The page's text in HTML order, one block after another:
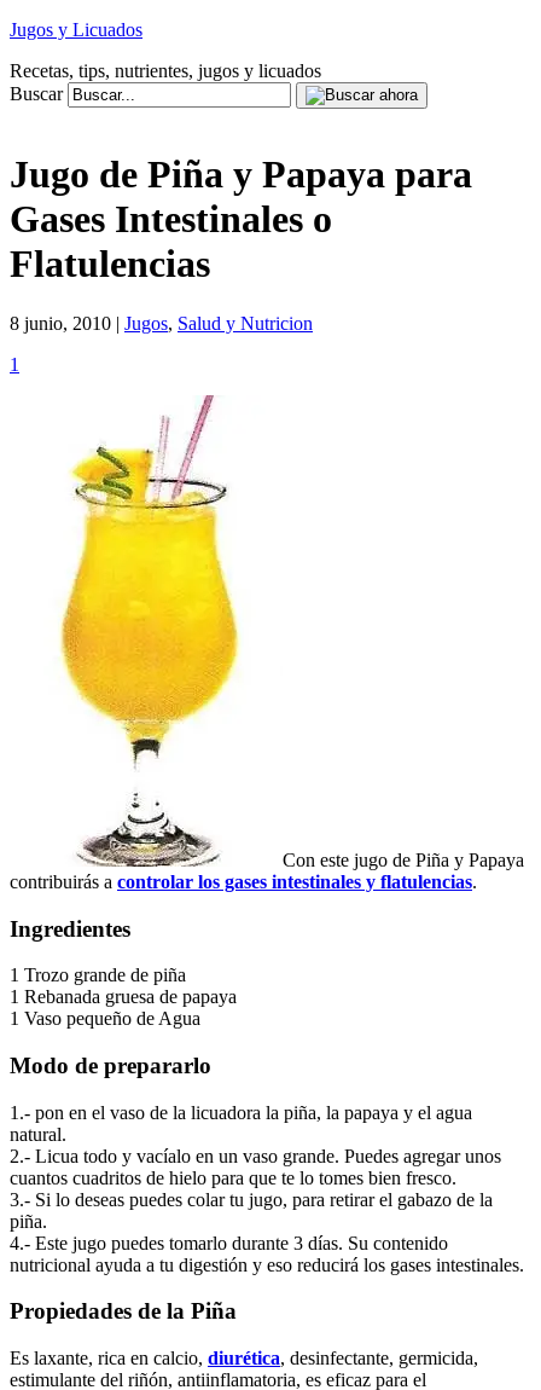
Jugos y Licuados
Recetas, tips, nutrientes, jugos y licuados
Buscar
Jugo de Piña y Papaya para
Gases Intestinales o
Flatulencias
8 junio, 2010 | Jugos, Salud y Nutricion
1
Con este jugo de Piña y Papaya
contribuirás a controlar los gases intestinales y flatulencias.
Ingredientes
1 Trozo grande de piña
1 Rebanada gruesa de papaya
1 Vaso pequeño de Agua
Modo de prepararlo
1.- pon en el vaso de la licuadora la piña, la papaya y el agua
natural.
2.- Licua todo y vacíalo en un vaso grande. Puedes agregar unos
cuantos cuadritos de hielo para que te lo tomes bien fresco.
3.- Si lo deseas puedes colar tu jugo, para retirar el gabazo de la
piña.
4.- Este jugo puedes tomarlo durante 3 días. Su contenido
nutricional ayuda a tu digestión y eso reducirá los gases intestinales.
Propiedades de la Piña
Es laxante, rica en calcio, diurética, desinfectante, germicida,
estimulante del riñón, antiinflamatoria, es eficaz para el